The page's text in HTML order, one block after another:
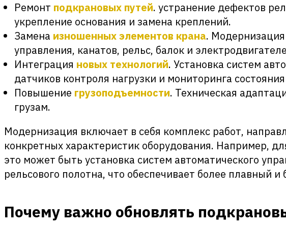
Ремонт подкрановых путей. устранение дефектов
укрепление основания и замена креплений.
Замена изношенных элементов крана.
управления, канатов, рельс, балок и
Интеграция новых технологий. Установка систем
датчиков контроля нагрузки и мониторинга
Повышение грузоподъемности. Техническая
грузам.
Модернизация включает в себя комплекс работ,
конкретных характеристик оборудования. Например,
это может быть установка систем автоматического
рельсового полотна, что обеспечивает более плавный и
Почему важно обновлять